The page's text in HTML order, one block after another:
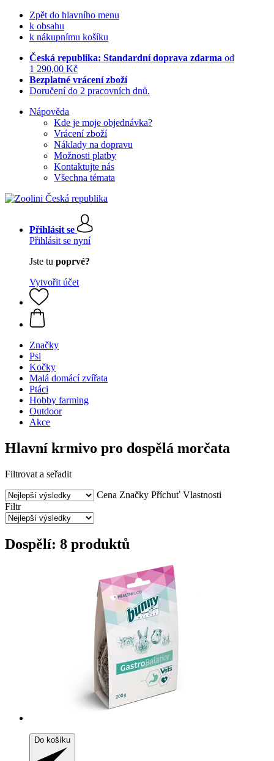
Zpět do hlavního menu
k obsahu
k nákupnímu košíku
Česká republika: Standardní doprava zdarma od
1 290,00 Kč
Bezplatné vrácení zboží
Doručení do 2 pracovních dnů.
Nápověda
Kde je moje objednávka?
Vrácení zboží
Náklady na dopravu
Možnosti platby
Kontaktujte nás
Všechna témata
Přihlásit se
Přihlásit se nyní
Jste tu poprvé?
Vytvořit účet
Značky
Psi
Kočky
Malá domácí zvířata
Ptáci
Hobby farming
Outdoor
Akce
Hlavní krmivo pro dospělá morčata
Filtrovat a seřadit
Cena Značky Příchuť Vlastnosti
Filtr
Dospělí: 8 produktů
Do košíku